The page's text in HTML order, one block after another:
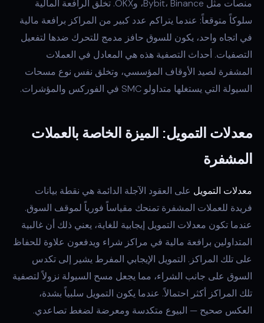
منصات مثل Bybit، Binance، وOKX. تخلق الرافعة المالية
سلوكاً متوقعاً: عندما يتراكم عدد كبير من المراكز برافعة مالية
في اتجاه واحد، يكون للسوق حافز مدمج للتحرك ضدها لتفعيل
التصفيات. أحداث التصفية هذه هي المعادل في العملات
المشفرة لصيد الأوقاف المؤسسي، وتخلق نفس نوع مسحات
السيولة التي يستغلها متداولو SMC في الفوركس والمؤشرات.
معدلات التمويل: الميزة الخاصة بالعملات
المشفرة
معدلات التمويل على العقود الآجلة الدائمة هي نقطة بيانات
فريدة للعملات المشفرة تمنحك مقياساً فورياً لموقف السوق.
عندما تكون معدلات التمويل إيجابية للغاية، يعني ذلك أن غالبية
المتداولين برافعة مالية في مراكز شراء ويدفعون علاوة للحفاظ
على تلك المراكز. التمويل الإيجابي المفرط يشير إلى تكدس
السوق على جانب الشراء، مما يجعل مسح السيولة نزولاً لتصفية
تلك المراكز أكثر احتمالاً. عندما يكون التمويل سلبياً بشدة،
العكس صحيح — البيوع متكدسة ومعرضة لضغط تصاعدي.